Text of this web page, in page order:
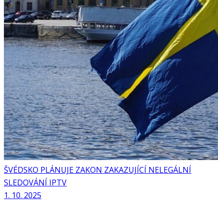
ŠVÉDSKO PLÁNUJE ZAKON ZAKAZUJÍCÍ NELEGÁLNÍ
SLEDOVÁNÍ IPTV
1. 10. 2025